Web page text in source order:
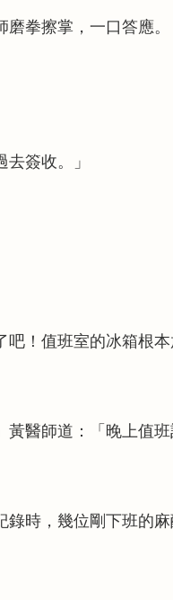
拳擦掌，一口答應。
簽收。」
！值班室的冰箱根本
醫師道：「晚上值班
時，幾位剛下班的